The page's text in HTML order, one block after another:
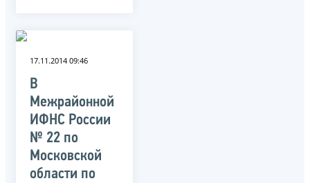
17.11.2014 09:46
В
Межрайонной
ИФНС России
№ 22 по
Московской
области по